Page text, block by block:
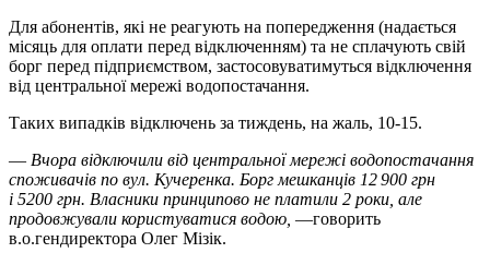
Для абонентів, які не реагують на попередження (надається
місяць для оплати перед відключенням) та не сплачують свій
борг перед підприємством, застосовуватимуться відключення
від центральної мережі водопостачання.
Таких випадків відключень за тиждень, на жаль, 10-15.
— Вчора відключили від центральної мережі водопостачання
споживачів по вул. Кучеренка. Борг мешканців 12 900 грн
і 5200 грн. Власники принципово не платили 2 роки, але
продовжували користуватися водою, —говорить
в.о.гендиректора Олег Мізік.